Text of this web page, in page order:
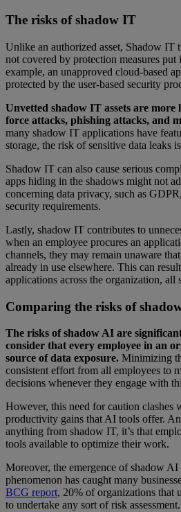
The risks of shadow IT
Unlike an authorized asset, Shadow IT
not covered by protection measures
example, an unapproved cloud-based
protected by the user-based security
Unvetted shadow IT assets are
force attacks, phishing attacks, and
many shadow IT applications have
storage, the risk of sensitive data leaks
Shadow IT can also cause serious
apps hiding in the shadows might not
concerning data privacy, such as
security requirements.
Lastly, shadow IT contributes to
when an employee procures an
channels, they may remain unaware
already in use elsewhere. This can
applications across the organization, all
Comparing the risks of
The risks of shadow AI are
consider that every employee in an
source of data exposure. Minimizing
consistent effort from all employees to
decisions whenever they engage with
However, this need for caution clashes
productivity gains that AI tools offer.
anything from shadow IT, it’s that
tools available to optimize their work.
Moreover, the emergence of shadow
phenomenon has caught many
BCG report, 20% of organizations that
to undertake any sort of risk assessment.